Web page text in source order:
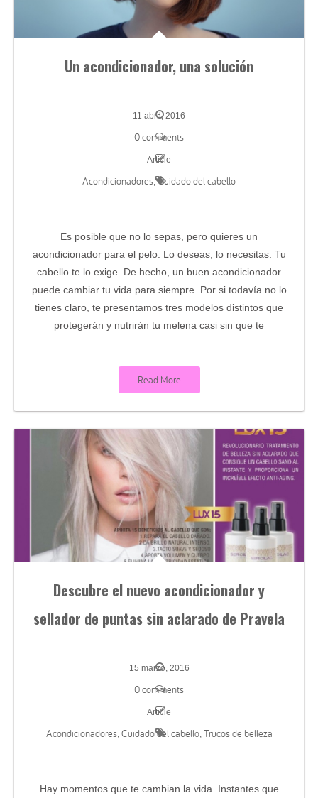
Un acondicionador, una solución
11 abril, 2016
0 comments
Article
Acondicionadores,Cuidado del cabello
Es posible que no lo sepas, pero quieres un
acondicionador para el pelo. Lo deseas, lo necesitas. Tu
cabello te lo exige. De hecho, un buen acondicionador
puede cambiar tu vida para siempre. Por si todavía no lo
tienes claro, te presentamos tres modelos distintos que
protegerán y nutrirán tu melena casi sin que te
Read More
Descubre el nuevo acondicionador y
sellador de puntas sin aclarado de Pravela
15 marzo, 2016
0 comments
Article
Acondicionadores, Cuidado del cabello, Trucos de belleza
Hay momentos que te cambian la vida. Instantes que